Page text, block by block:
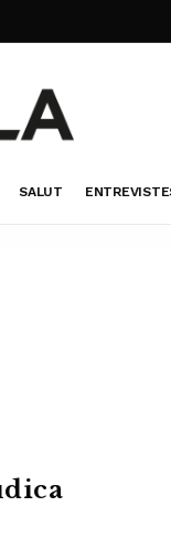
SALUT